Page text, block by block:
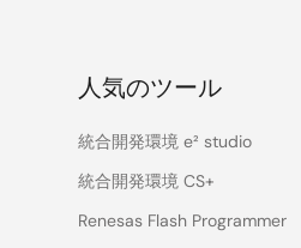
人気のツール
統合開発環境 e² studio
統合開発環境 CS+
Renesas Flash Programmer